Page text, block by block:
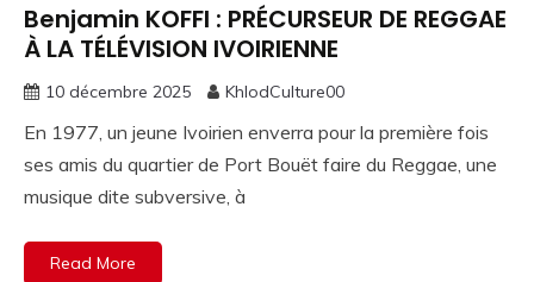
Benjamin KOFFI : PRÉCURSEUR DE REGGAE
À LA TÉLÉVISION IVOIRIENNE
10 décembre 2025 KhlodCulture00
En 1977, un jeune Ivoirien enverra pour la première fois
ses amis du quartier de Port Bouët faire du Reggae, une
musique dite subversive, à
Read More